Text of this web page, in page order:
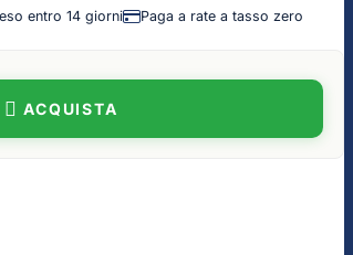
entro 14 giorni
Paga a rate a tasso zero
ACQUISTA